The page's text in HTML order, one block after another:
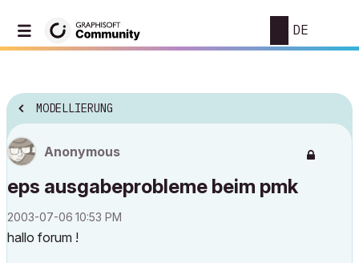
DE
MODELLIERUNG
Anonymous
eps ausgabeprobleme beim pmk
‎2003-07-06 10:53 PM
hallo forum !